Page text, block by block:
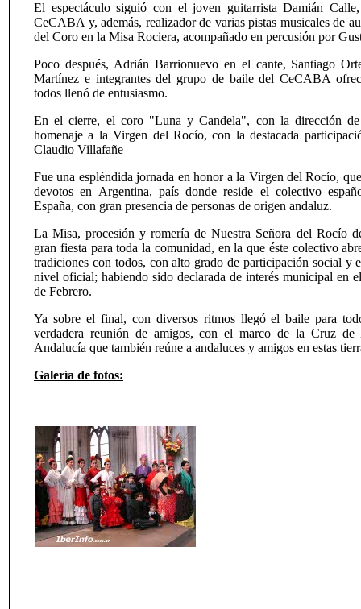
El espectáculo siguió con el joven guitarrista Damián
CeCABA y, además, realizador de varias pistas musicales de
del Coro en la Misa Rociera, acompañado en percusión por
Poco después, Adrián Barrionuevo en el cante, Santiago
Martínez e integrantes del grupo de baile del CeCABA
todos llenó de entusiasmo.
En el cierre, el coro "Luna y Candela", con la dirección
homenaje a la Virgen del Rocío, con la destacada
Claudio Villafañe
Fue una espléndida jornada en honor a la Virgen del Rocío,
devotos en Argentina, país donde reside el colectivo
España, con gran presencia de personas de origen andaluz.
La Misa, procesión y romería de Nuestra Señora del Rocío
gran fiesta para toda la comunidad, en la que éste colectivo
tradiciones con todos, con alto grado de participación social y
nivel oficial; habiendo sido declarada de interés municipal en
de Febrero.
Ya sobre el final, con diversos ritmos llegó el baile para
verdadera reunión de amigos, con el marco de la Cruz de
Andalucía que también reúne a andaluces y amigos en estas
Galería de fotos: